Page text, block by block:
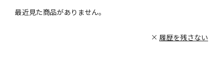
最近見た商品がありません。
履歴を残さない